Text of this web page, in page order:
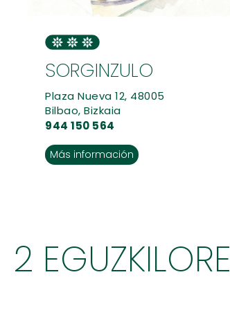
SORGINZULO
Plaza Nueva 12, 48005
Bilbao, Bizkaia
944 150 564
Más información
2 EGUZKILORE